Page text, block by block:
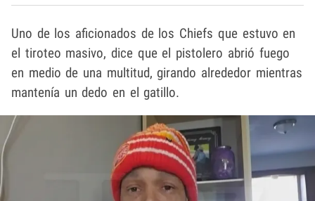
Uno de los aficionados de los Chiefs que estuvo en
el tiroteo masivo, dice que el pistolero abrió fuego
en medio de una multitud, girando alrededor mientras
mantenía un dedo en el gatillo.